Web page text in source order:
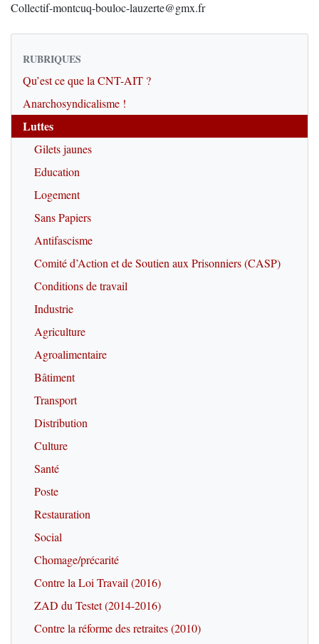
Collectif-montcuq-bouloc-lauzerte@gmx.fr
RUBRIQUES
Qu’est ce que la CNT-AIT ?
Anarchosyndicalisme !
Luttes
Gilets jaunes
Education
Logement
Sans Papiers
Antifascisme
Comité d’Action et de Soutien aux Prisonniers (CASP)
Conditions de travail
Industrie
Agriculture
Agroalimentaire
Bâtiment
Transport
Distribution
Culture
Santé
Poste
Restauration
Social
Chomage/précarité
Contre la Loi Travail (2016)
ZAD du Testet (2014-2016)
Contre la réforme des retraites (2010)